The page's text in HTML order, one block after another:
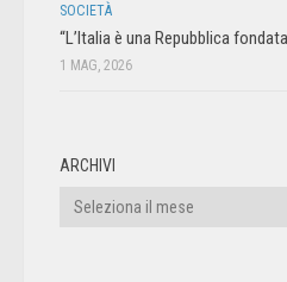
SOCIETÀ
“L’Italia è una Repubblica
1 MAG, 2026
ARCHIVI